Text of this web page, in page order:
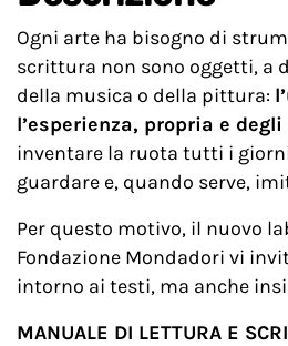
Ogni arte ha bisogno di
scrittura non sono oggetti, a
della musica o della pittura:
l’esperienza, propria e
inventare la ruota tutti i
guardare e, quando serve,
Per questo motivo, il nuovo
Fondazione Mondadori vi
intorno ai testi, ma anche
MANUALE DI LETTURA E